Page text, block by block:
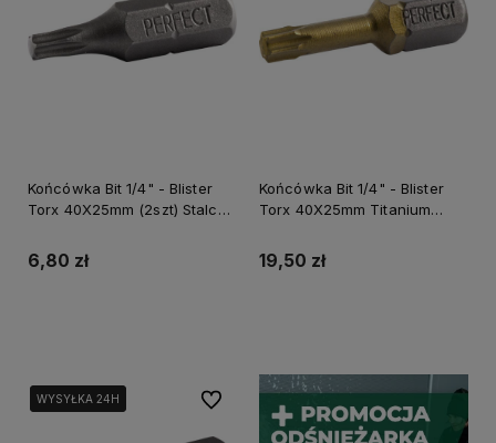
Końcówka Bit 1/4" - Blister
Torx 40X25mm (2szt) Stalco
6,80 zł
Końcówka Bit 1/4" - Blister
Torx 40X25mm Titanium
66413
19,50 zł
WYSYŁKA 24H
WYSYŁKA 24H Do ulubionych